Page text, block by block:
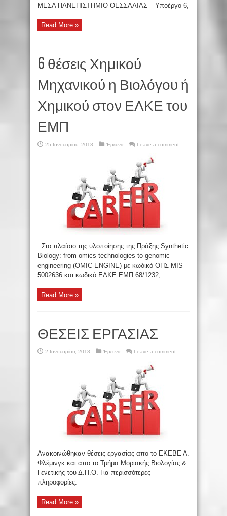
ΜΕΣΑ ΠΑΝΕΠΙΣΤΗΜΙΟ ΘΕΣΣΑΛΙΑΣ – Υποέργο 6,
Read More »
6 θέσεις Χημικού
Μηχανικού η Βιολόγου ή
Χημικού στον ΕΛΚΕ του
ΕΜΠ
25 Ιανουαρίου, 2018 Έρευνα Leave a comment
Στο πλαίσιο της υλοποίησης της Πράξης Synthetic
Biology: from omics technologies to genomic
engineering (OMIC-ENGINE) με κωδικό ΟΠΣ MIS
5002636 και κωδικό ΕΛΚΕ ΕΜΠ 68/1232,
Read More »
ΘΕΣΕΙΣ ΕΡΓΑΣΙΑΣ
2 Ιανουαρίου, 2018 Έρευνα Leave a comment
Ανακοινώθηκαν θέσεις εργασίας απο το ΕΚΕΒΕ Α.
Φλέμινγκ και απο το Τμήμα Μοριακής Βιολογίας &
Γενετικής του Δ.Π.Θ. Για περισσότερες
πληροφορίες:
Read More »